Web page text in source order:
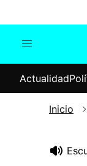
Internacional
Actualidad
Inicio